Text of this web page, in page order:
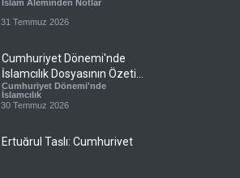
Gannuşi’ye Seküler Faşizmin
Zindanlarında Ağır Tecrit
İslam Aleminden Notlar
31 Temmuz 2026
Cumhuriyet Dönemi'nde
İslamcılık Dosyasının Özeti
Sizlerle!
Cumhuriyet Dönemi'nde
İslamcılık
30 Temmuz 2026
Ertuğrul Taşlı: Cumhuriyet